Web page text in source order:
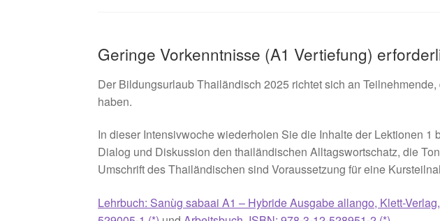
Geringe Vorkenntnisse (A1 Vertiefung)
Der Bildungsurlaub Thailändisch 2025 richtet sich an
haben.
In dieser Intensivwoche wiederholen Sie die Inhalte der Lektionen 1
Dialog und Diskussion den thailändischen Alltagswortschatz, die
Umschrift des Thailändischen sind Voraussetzung für eine
Lehrbuch: Sanùg sabaai A1 – Hybride Ausgabe allango, Klett-